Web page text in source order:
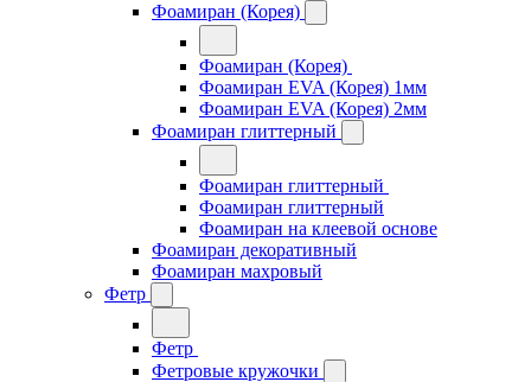
Фоамиран (Корея)
Фоамиран (Корея)
Фоамиран EVA (Корея) 1мм
Фоамиран EVA (Корея) 2мм
Фоамиран глиттерный
Фоамиран глиттерный
Фоамиран глиттерный
Фоамиран на клеевой основе
Фоамиран декоративный
Фоамиран махровый
Фетр
Фетр
Фетровые кружочки